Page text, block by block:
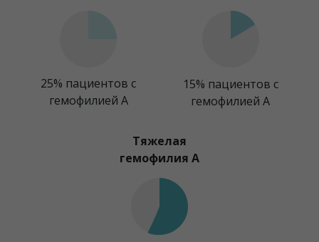
25% пациентов с
гемофилией A
15% пациентов с
гемофилией A
Тяжелая
гемофилия A